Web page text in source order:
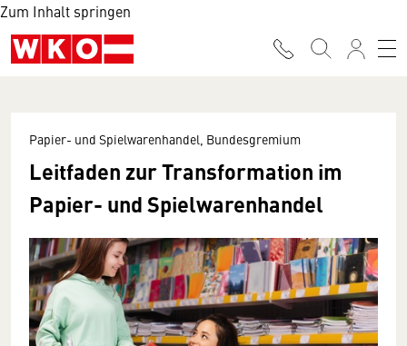
Zum Inhalt springen
Papier- und Spielwarenhandel, Bundesgremium
Leitfaden zur Transformation im
Papier- und Spielwarenhandel